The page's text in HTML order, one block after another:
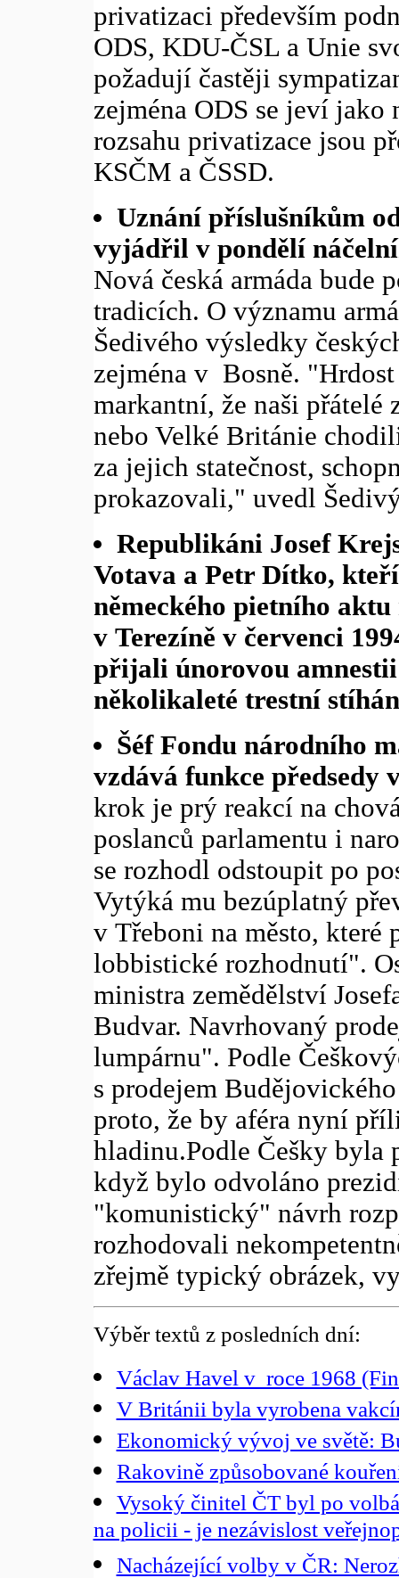
privatizaci především
ODS, KDU-ČSL a Unie
požadují častěji
zejména ODS se jeví jako
rozsahu privatizace jsou
KSČM a ČSSD.
Uznání příslušníkům
vyjádřil v pondělí
Nová česká armáda bude
tradicích. O významu
Šedivého výsledky
zejména v Bosně.
markantní, že naši přátelé
nebo Velké Británie
za jejich statečnost,
prokazovali," uvedl
Republikáni Josef
Votava a Petr Dítko,
německého pietního
v Terezíně v červenci
přijali únorovou
několikaleté trestní
Šéf Fondu národního
vzdává funkce předsedy
krok je prý reakcí na
poslanců parlamentu i
se rozhodl odstoupit po
Vytýká mu bezúplatný
v Třeboni na město, které
lobbistické rozhodnutí".
ministra zemědělství
Budvar. Navrhovaný
lumpárnu". Podle
s prodejem
proto, že by aféra nyní
hladinu.Podle Češky byla
když bylo odvoláno
"komunistický" návrh
rozhodovali
zřejmě typický obrázek,
Výběr textů z posledních dní:
Václav Havel v roce 1968
V Británii byla vyrobena
Ekonomický vývoj ve světě:
Rakovině způsobované
Vysoký činitel ČT byl po
na policii - je nezávislost
Nacházející volby v ČR: